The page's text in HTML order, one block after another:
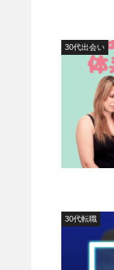
30代出会い
30代転職